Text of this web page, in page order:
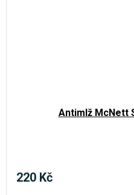
Antimlž McNett
220 Kč